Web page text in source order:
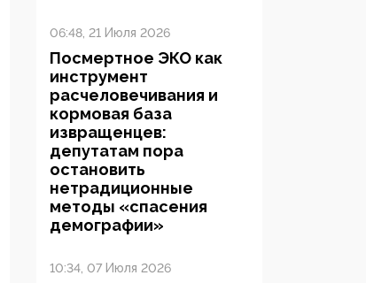
06:48, 21 Июля 2026
Посмертное ЭКО как
инструмент
расчеловечивания и
кормовая база
извращенцев:
депутатам пора
остановить
нетрадиционные
методы «спасения
демографии»
10:34, 07 Июля 2026